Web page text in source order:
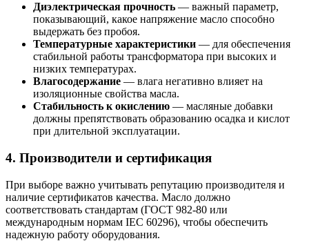
Диэлектрическая прочность — важный параметр,
показывающий, какое напряжение масло способно
выдержать без пробоя.
Температурные характеристики — для обеспечения
стабильной работы трансформатора при высоких и
низких температурах.
Влагосодержание — влага негативно влияет на
изоляционные свойства масла.
Стабильность к окислению — масляные добавки
должны препятствовать образованию осадка и кислот
при длительной эксплуатации.
4. Производители и сертификация
При выборе важно учитывать репутацию производителя и
наличие сертификатов качества. Масло должно
соответствовать стандартам (ГОСТ 982-80 или
международным нормам IEC 60296), чтобы обеспечить
надежную работу оборудования.